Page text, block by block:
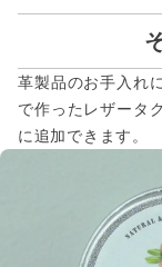
革製品のお手入れ
で作ったレザータ
に追加できます。